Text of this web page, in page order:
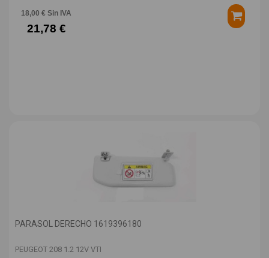
18,00 € Sin IVA
21,78 €
PARASOL DERECHO 1619396180
PEUGEOT 208 1.2 12V VTI